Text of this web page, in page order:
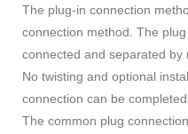
The plug-in connection
connection method. The
connected and separated by
No twisting and optional
connection can be
The common plug